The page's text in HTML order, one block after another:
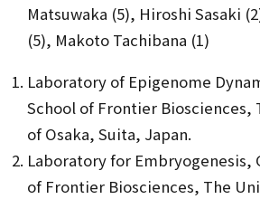
Matsuwaka (5), Hiroshi Sasaki
(5), Makoto Tachibana (1)
Laboratory of Epigenome
School of Frontier Biosciences,
of Osaka, Suita, Japan.
Laboratory for Embryogenesis,
of Frontier Biosciences, The